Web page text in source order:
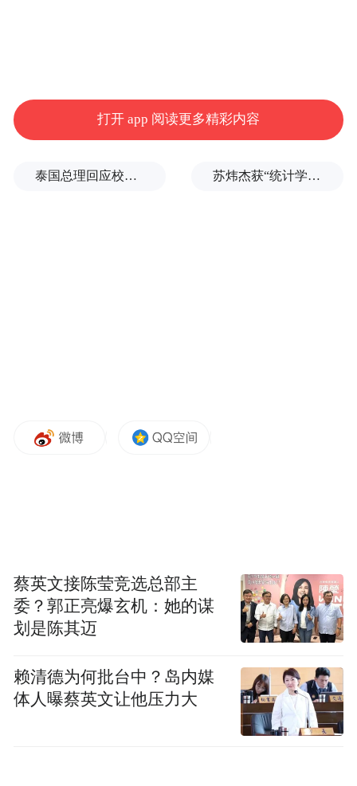
式，内容主要涵盖中医基础理论、针刺手
法、热敏灸技术、拔罐及刮痧技术、常见病
的针灸治疗方法、中医四诊方法。
的魅力”。
打开 app 阅读更多精彩内容
泰国总理回应校园枪击事件：这是很不幸的事情 苏炜杰获“统计学界的诺贝尔奖”，又是北大数院07级
蔡英文接陈莹竞选总部主
委？郭正亮爆玄机：她的谋
划是陈其迈
赖清德为何批台中？岛内媒
体人曝蔡英文让他压力大